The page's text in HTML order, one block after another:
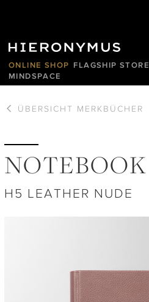
ONLINE SHOP FLAGSHIP STORE
MINDSPACE
ÜBERSICHT MERKBÜCHER
NOTEBOOK
H5 LEATHER NUDE